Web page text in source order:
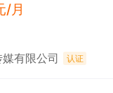
/月
有限公司 认证